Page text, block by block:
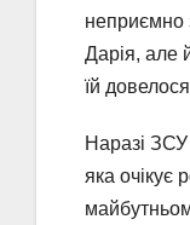
неприємно
Дарія, але
їй
Наразі
яка очікує